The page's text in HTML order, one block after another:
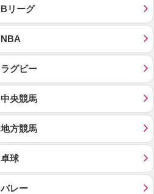
Bリーグ
NBA
ラグビー
中央競馬
地方競馬
卓球
バレー